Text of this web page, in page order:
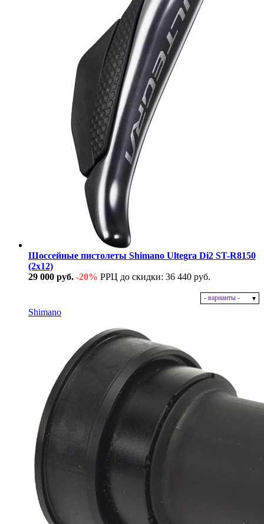
Шоссейные пистолеты Shimano Ultegra Di2 ST-R8150
(2x12)
29 000 руб. -20% РРЦ до скидки: 36 440 руб.
- варианты -
Shimano